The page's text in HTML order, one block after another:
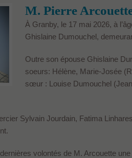
M. Pierre
À Granby, le 17 mai 2026, à
Ghislaine Dumouchel,
Outre son épouse Ghislaine
soeurs: Hélène, Marie-Josée
sœur : Louise Dumouchel
Sylvain Jourdain, Fatima
volontés de M. Arcouette